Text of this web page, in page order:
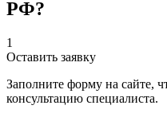
РФ?
1
Оставить заявку
Заполните форму на сайте,
консультацию специалиста.